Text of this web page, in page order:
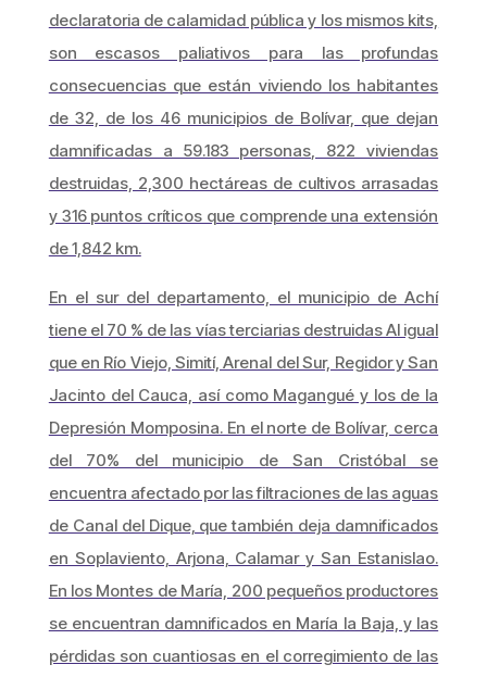
declaratoria de calamidad pública y los mismos kits,
son escasos paliativos para las profundas
consecuencias que están viviendo los habitantes
de 32, de los 46 municipios de Bolívar, que dejan
damnificadas a 59.183 personas, 822 viviendas
destruidas, 2,300 hectáreas de cultivos arrasadas
y 316 puntos críticos que comprende una extensión
de 1,842 km.
En el sur del departamento, el municipio de Achí
tiene el 70 % de las vías terciarias destruidas Al igual
que en Río Viejo, Simití, Arenal del Sur, Regidor y San
Jacinto del Cauca, así como Magangué y los de la
Depresión Momposina. En el norte de Bolívar, cerca
del 70% del municipio de San Cristóbal se
encuentra afectado por las filtraciones de las aguas
de Canal del Dique, que también deja damnificados
en Soplaviento, Arjona, Calamar y San Estanislao.
En los Montes de María, 200 pequeños productores
se encuentran damnificados en María la Baja, y las
pérdidas son cuantiosas en el corregimiento de las